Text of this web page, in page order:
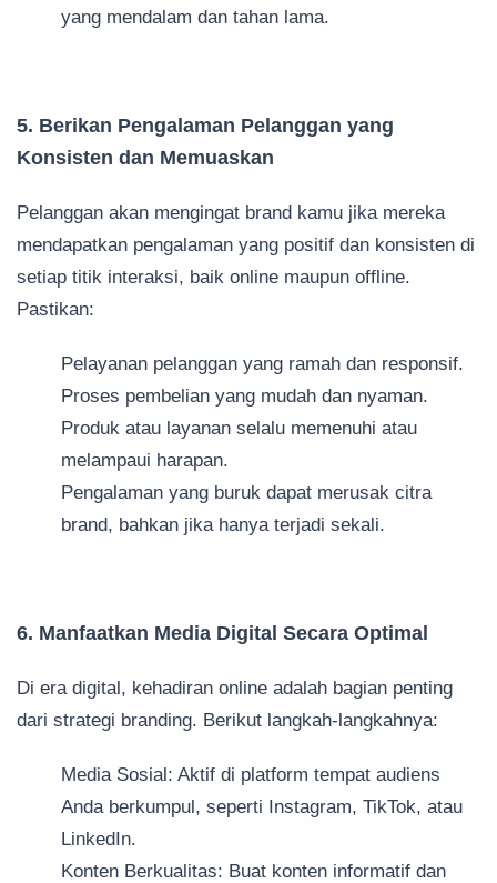
yang mendalam dan tahan lama.
5. Berikan Pengalaman Pelanggan yang
Konsisten dan Memuaskan
Pelanggan akan mengingat brand kamu jika mereka
mendapatkan pengalaman yang positif dan konsisten di
setiap titik interaksi, baik online maupun offline.
Pastikan:
Pelayanan pelanggan yang ramah dan responsif.
Proses pembelian yang mudah dan nyaman.
Produk atau layanan selalu memenuhi atau
melampaui harapan.
Pengalaman yang buruk dapat merusak citra
brand, bahkan jika hanya terjadi sekali.
6. Manfaatkan Media Digital Secara Optimal
Di era digital, kehadiran online adalah bagian penting
dari strategi branding. Berikut langkah-langkahnya:
Media Sosial: Aktif di platform tempat audiens
Anda berkumpul, seperti Instagram, TikTok, atau
LinkedIn.
Konten Berkualitas: Buat konten informatif dan